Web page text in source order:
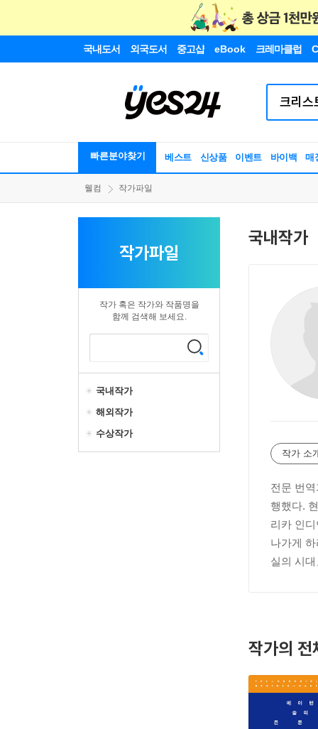
국내도서 외국도서 중고샵 eBook 크레마클럽
빠른분야찾기 베스트 신상품 이벤트 바이백 매
웰컴 작가파일
작가파일
작가 혹은 작가와 작품명을
함께 검색해 보세요.
국내작가
해외작가
수상작가
국내작가
작가 소
전문 번
행했다.
리카 인
나가게
실의 시
작가의 전